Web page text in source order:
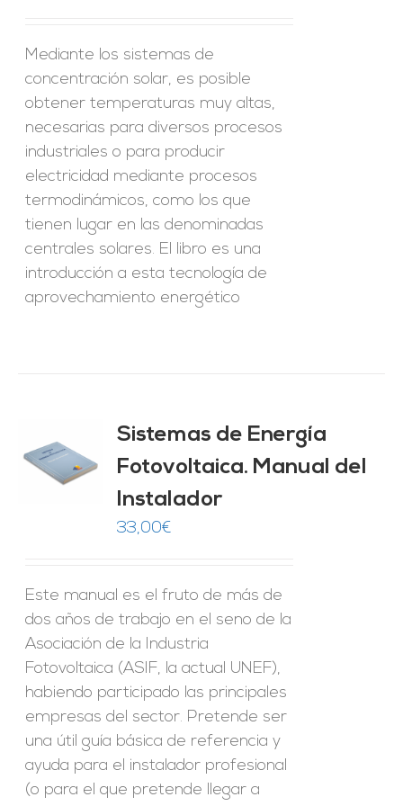
Mediante los sistemas de
concentración solar, es posible
obtener temperaturas muy altas,
necesarias para diversos procesos
industriales o para producir
electricidad mediante procesos
termodinámicos, como los que
tienen lugar en las denominadas
centrales solares. El libro es una
introducción a esta tecnología de
aprovechamiento energético
de 5
Sistemas de Energía
Fotovoltaica. Manual del
Instalador
33,00€
Este manual es el fruto de más de
dos años de trabajo en el seno de la
Asociación de la Industria
Fotovoltaica (ASIF, la actual UNEF),
habiendo participado las principales
empresas del sector. Pretende ser
una útil guía básica de referencia y
ayuda para el instalador profesional
(o para el que pretende llegar a